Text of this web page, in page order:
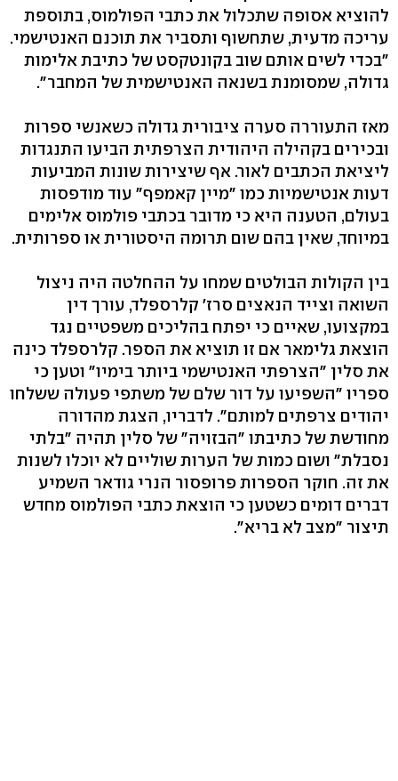
להוציא אסופה שתכלול את כתבי הפולמוס, בתוספת
עריכה מדעית, שתחשוף ותסביר את תוכנם האנטישמי.
"בכדי לשים אותם שוב בקונטקסט של כתיבת אלימות
גדולה, שמסומנת בשנאה האנטישמית של המחבר".
מאז התעוררה סערה ציבורית גדולה כשאנשי ספרות
ובכירים בקהילה היהודית הצרפתית הביעו התנגדות
ליציאת הכתבים לאור. אף שיצירות שונות המביעות
דעות אנטישמיות כמו "מיין קאמפף" עוד מודפסות
בעולם, הטענה היא כי מדובר בכתבי פולמוס אלימים
במיוחד, שאין בהם שום תרומה היסטורית או ספרותית.
בין הקולות הבולטים שמחו על ההחלטה היה ניצול
השואה וצייד הנאצים סרז' קלרספלד, עורך דין
במקצועו, שאיים כי יפתח בהליכים משפטיים נגד
הוצאת גלימאר אם זו תוציא את הספר. קלרספלד כינה
את סלין "הצרפתי האנטישמי ביותר בימיו" וטען כי
ספריו "השפיעו על דור שלם של משתפי פעולה ששלחו
יהודים צרפתים למותם". לדבריו, הצגת מהדורה
מחודשת של כתיבתו "הבזויה" של סלין תהיה "בלתי
נסבלת" ושום כמות של הערות שוליים לא יוכלו לשנות
את זה. חוקר הספרות פרופסור הנרי גודאר השמיע
דברים דומים כשטען כי הוצאת כתבי הפולמוס מחדש
תיצור "מצב לא בריא".